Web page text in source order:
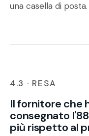
una casella di posta.
4.3 · RESA
Il fornitore che
consegnato
più rispetto al